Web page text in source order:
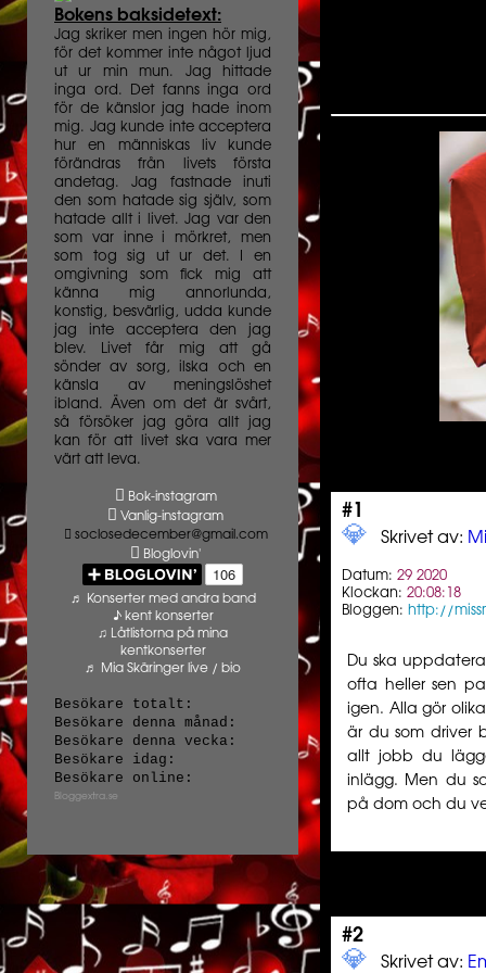
#1
💎️ ️️ Skrivet av:
Datum: 29 2020
Klockan: 20:08:18
Bloggen: http://
Du ska
ofta heller sen
igen. Alla gör
är du som driver
allt jobb du
inlägg. Men du
på dom och du
#2
💎️ ️️ Skrivet av:
Bokens baksidetext:
Jag skriker men ingen hör mig,
för det kommer inte något ljud
ut ur min mun. Jag hittade
inga ord. Det fanns inga ord
för de känslor jag hade inom
mig. Jag kunde inte acceptera
hur en människas liv kunde
förändras från livets första
andetag. Jag fastnade inuti
den som hatade sig själv, som
hatade allt i livet. Jag var den
som var inne i mörkret, men
som tog sig ut ur det. I en
omgivning som fick mig att
känna mig annorlunda,
konstig, besvärlig, udda kunde
jag inte acceptera den jag
blev. Livet får mig att gå
sönder av sorg, ilska och en
känsla av meningslöshet
ibland. Även om det är svårt,
så försöker jag göra allt jag
kan för att livet ska vara mer
värt att leva.
Bok-instagram
Vanlig-instagram
soclosedecember@gmail.com
Bloglovin'
♬ Konserter med andra band
♪ kent konserter
♫ Låtlistorna på mina
kentkonserter
♬ Mia Skäringer live / bio
Besökare totalt:
Besökare denna månad:
Besökare denna vecka:
Besökare idag:
Besökare online:
Bloggextra.se